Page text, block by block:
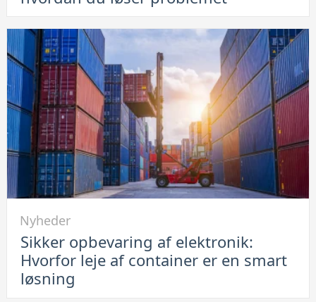
ikke
lade
op:
Se
her
hvordan
du
løser
problemet
Sikker
opbevaring
Nyheder
Sikker opbevaring af elektronik:
Hvorfor leje af container er en smart
løsning